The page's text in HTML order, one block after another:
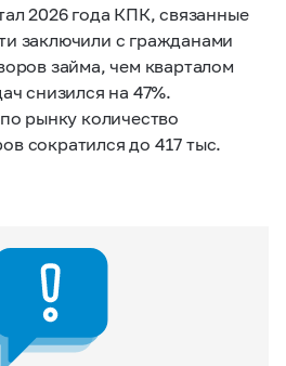
2026 года КПК, связанные
заключили с гражданами
займа, чем кварталом
снизился на 47%.
рынку количество
сократился до 417 тыс.